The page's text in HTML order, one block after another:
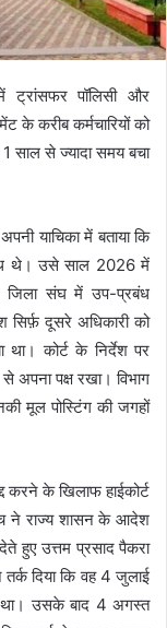
ट्रांसफर पॉलिसी और
के करीब कर्मचारियों को
1 साल से ज्यादा समय बचा
याचिका में बताया कि
थे। उसे साल 2026 में
जिला संघ में उप-प्रबंध
दूसरे अधिकारी को
कोर्ट के निर्देश पर
अपना पक्ष रखा। विभाग
मूल पोस्टिंग की जगहों
करने के खिलाफ हाईकोर्ट
ने राज्य शासन के आदेश
हुए उत्तम प्रसाद पैकरा
तर्क दिया कि वह 4 जुलाई
उसके बाद 4 अगस्त